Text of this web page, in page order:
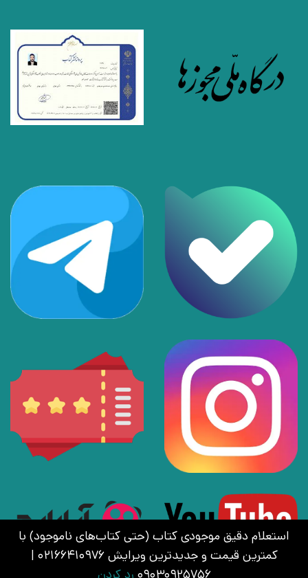
استعلام دقیق موجودی کتاب (حتی کتاب‌های ناموجود) با
کمترین قیمت و جدیدترین ویرایش 02166410976 |